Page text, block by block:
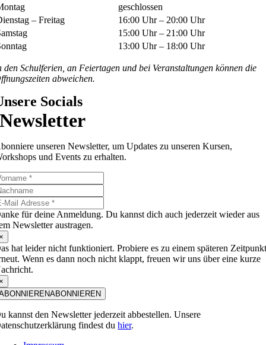
geschlossen
– Freitag
16:00 Uhr – 20:00 Uhr
15:00 Uhr – 21:00 Uhr
13:00 Uhr – 18:00 Uhr
den Schulferien, an Feiertagen und bei Veranstaltungen können die
abweichen.
Socials
Newsletter
unseren Newsletter, um Updates zu unseren Kursen,
und Events zu erhalten.
für deine Anmeldung. Du kannst dich auch jederzeit wieder aus
Newsletter austragen.
hat leider nicht funktioniert. Probiere es zu einem späteren
Wenn es dann noch nicht klappt, freuen wir uns über eine kurze
ABONNIEREN
kannst den Newsletter jederzeit abbestellen. Unsere
findest duhier.